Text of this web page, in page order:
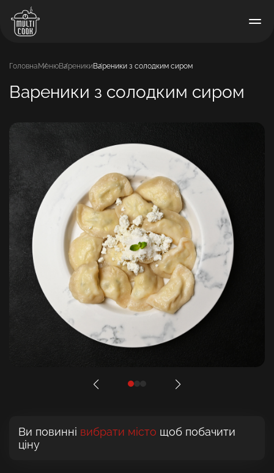
Головна МенюВареникиВареники з солодким сиром
Вареники з солодким сиром
Ви повинні вибрати місто щоб побачити
ціну